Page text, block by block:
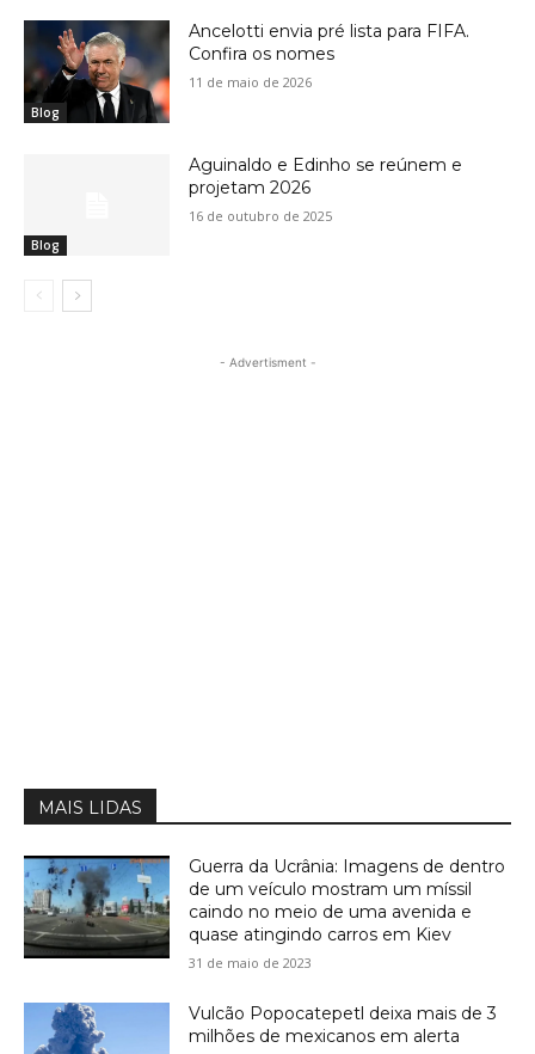
Blog
Ancelotti envia pré lista para FIFA.
Confira os nomes
11 de maio de 2026
Blog
Aguinaldo e Edinho se reúnem e
projetam 2026
16 de outubro de 2025
- Advertisment -
MAIS LIDAS
Guerra da Ucrânia: Imagens de dentro
de um veículo mostram um míssil
caindo no meio de uma avenida e
quase atingindo carros em Kiev
31 de maio de 2023
Vulcão Popocatepetl deixa mais de 3
milhões de mexicanos em alerta